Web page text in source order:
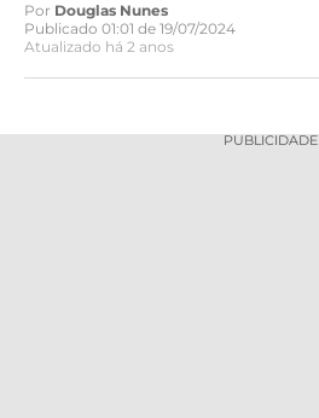
Por Douglas Nunes
Publicado 01:01 de 19/07/2024
Atualizado há 2 anos
PUBLICIDADE